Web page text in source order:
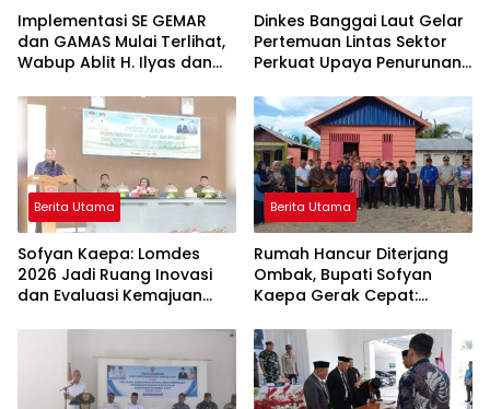
Implementasi SE GEMAR
dan GAMAS Mulai Terlihat,
Wabup Ablit H. Ilyas dan
Kompak Ambil Rapor Anak
Dinkes Banggai Laut Gelar
Pertemuan Lintas Sektor
Perkuat Upaya Penurunan
Berita Utama
Sofyan Kaepa: Lomdes
2026 Jadi Ruang Inovasi
dan Evaluasi Kemajuan
Berita Utama
Rumah Hancur Diterjang
Ombak, Bupati Sofyan
Kaepa Gerak Cepat:
Diserahkan!